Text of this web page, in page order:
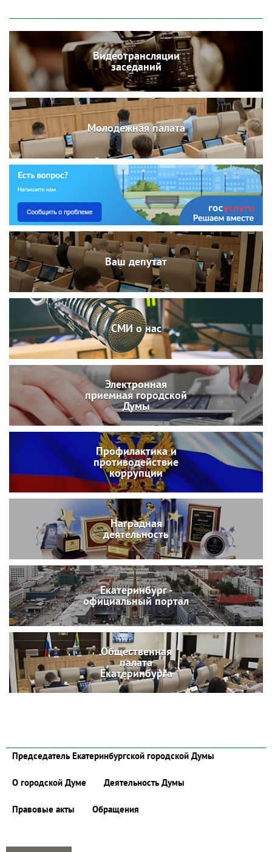
Видеотрансляции
заседаний
Молодежная палата
Ваш депутат
СМИ о нас
Электронная
приемная городской
Думы
Профилактика и
противодействие
коррупции
Наградная
деятельность
Екатеринбург -
официальный портал
Общественная
палата
Екатеринбурга
Председатель Екатеринбургской городской Думы
О городской Думе Деятельность Думы
Правовые акты Обращения